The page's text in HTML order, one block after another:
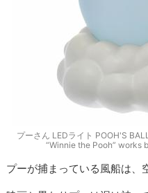
プーさん LEDライト POOH'S
“Winnie the Pooh” works
プーが捕まっている風船は、